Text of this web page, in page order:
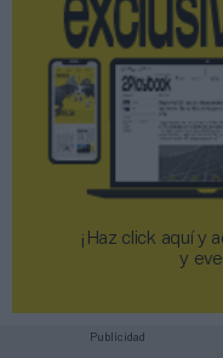
¡Haz click aquí y
y
Publicidad